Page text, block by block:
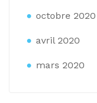
octobre 2020
avril 2020
mars 2020